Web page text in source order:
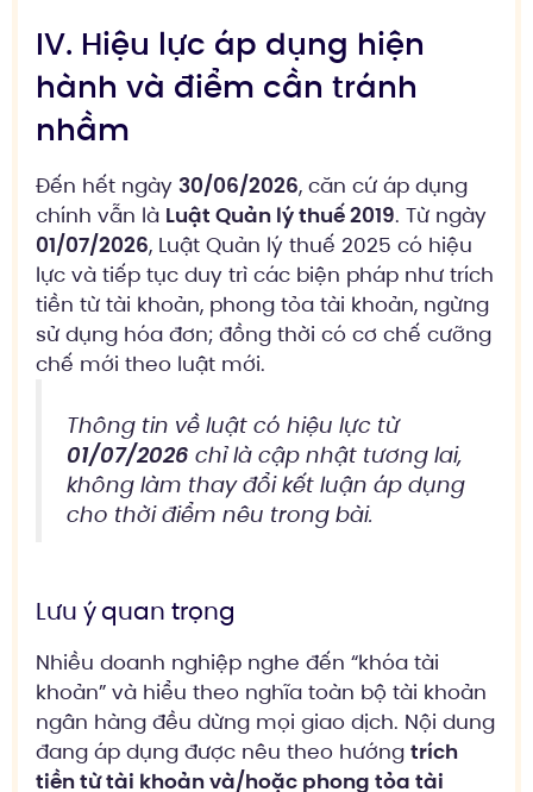
IV. Hiệu lực áp dụng hiện
hành và điểm cần tránh
nhầm
Đến hết ngày 30/06/2026, căn cứ áp dụng
chính vẫn là Luật Quản lý thuế 2019. Từ ngày
01/07/2026, Luật Quản lý thuế 2025 có hiệu
lực và tiếp tục duy trì các biện pháp như trích
tiền từ tài khoản, phong tỏa tài khoản, ngừng
sử dụng hóa đơn; đồng thời có cơ chế cưỡng
chế mới theo luật mới.
Thông tin về luật có hiệu lực từ
01/07/2026 chỉ là cập nhật tương lai,
không làm thay đổi kết luận áp dụng
cho thời điểm nêu trong bài.
Lưu ý quan trọng
Nhiều doanh nghiệp nghe đến “khóa tài
khoản” và hiểu theo nghĩa toàn bộ tài khoản
ngân hàng đều dừng mọi giao dịch. Nội dung
đang áp dụng được nêu theo hướng trích
tiền từ tài khoản và/hoặc phong tỏa tài